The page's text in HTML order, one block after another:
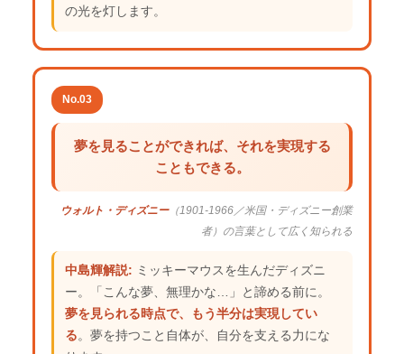
の光を灯します。
No.03
夢を見ることができれば、それを実現する
こともできる。
ウォルト・ディズニー（1901-1966／米国・ディズニー創業
者）の言葉として広く知られる
中島輝解説: ミッキーマウスを生んだディズニ
ー。「こんな夢、無理かな…」と諦める前に。
夢を見られる時点で、もう半分は実現してい
る 。夢を持つこと自体が、自分を支える力にな